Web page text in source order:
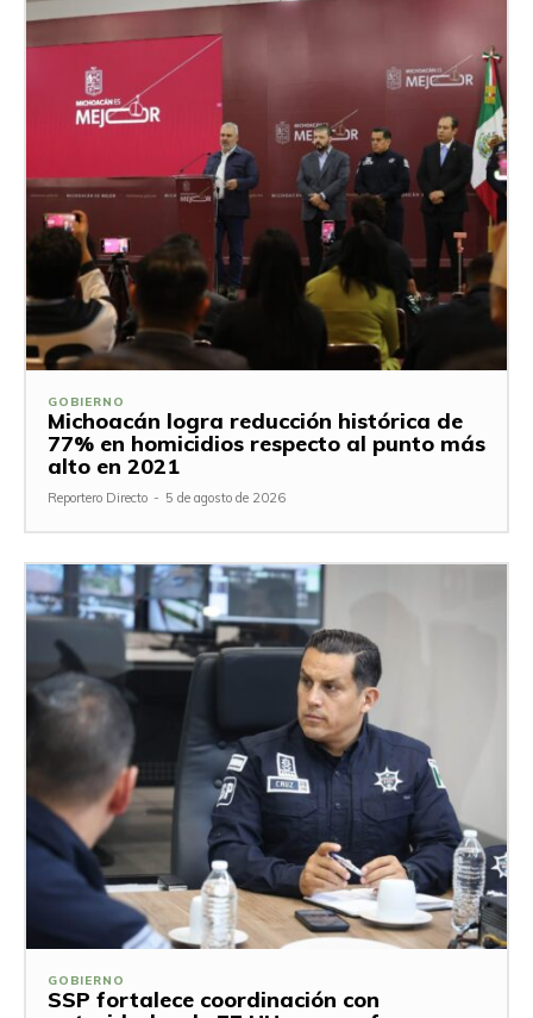
GOBIERNO
Michoacán logra reducción histórica de
77% en homicidios respecto al punto más
alto en 2021
Reportero Directo - 5 de agosto de 2026
GOBIERNO
SSP fortalece coordinación con